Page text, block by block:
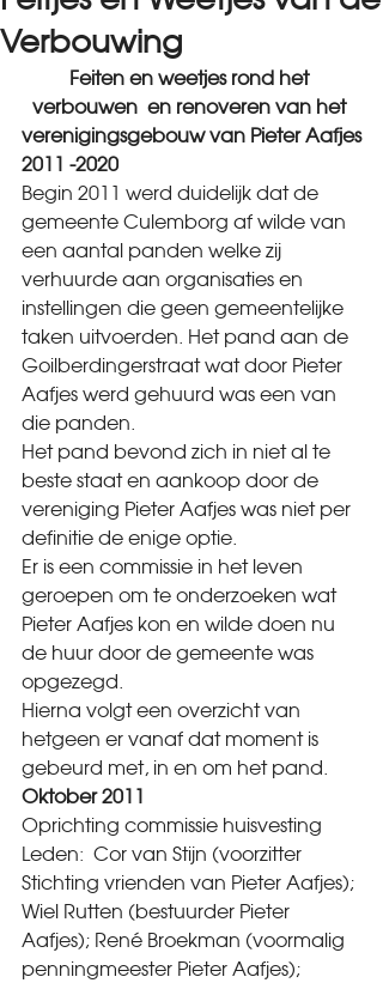
Verbouwing
Feiten en weetjes rond het
verbouwen  en renoveren van het
verenigingsgebouw van Pieter Aafjes
2011 -2020
Begin 2011 werd duidelijk dat de
gemeente Culemborg af wilde van
een aantal panden welke zij
verhuurde aan organisaties en
instellingen die geen gemeentelijke
taken uitvoerden. Het pand aan de
Goilberdingerstraat wat door Pieter
Aafjes werd gehuurd was een van
die panden.
Het pand bevond zich in niet al te
beste staat en aankoop door de
vereniging Pieter Aafjes was niet per
definitie de enige optie.
Er is een commissie in het leven
geroepen om te onderzoeken wat
Pieter Aafjes kon en wilde doen nu
de huur door de gemeente was
opgezegd.
Hierna volgt een overzicht van
hetgeen er vanaf dat moment is
gebeurd met, in en om het pand.
Oktober 2011
Oprichting commissie huisvesting
Leden:  Cor van Stijn (voorzitter
Stichting vrienden van Pieter Aafjes);
Wiel Rutten (bestuurder Pieter
Aafjes); René Broekman (voormalig
penningmeester Pieter Aafjes);